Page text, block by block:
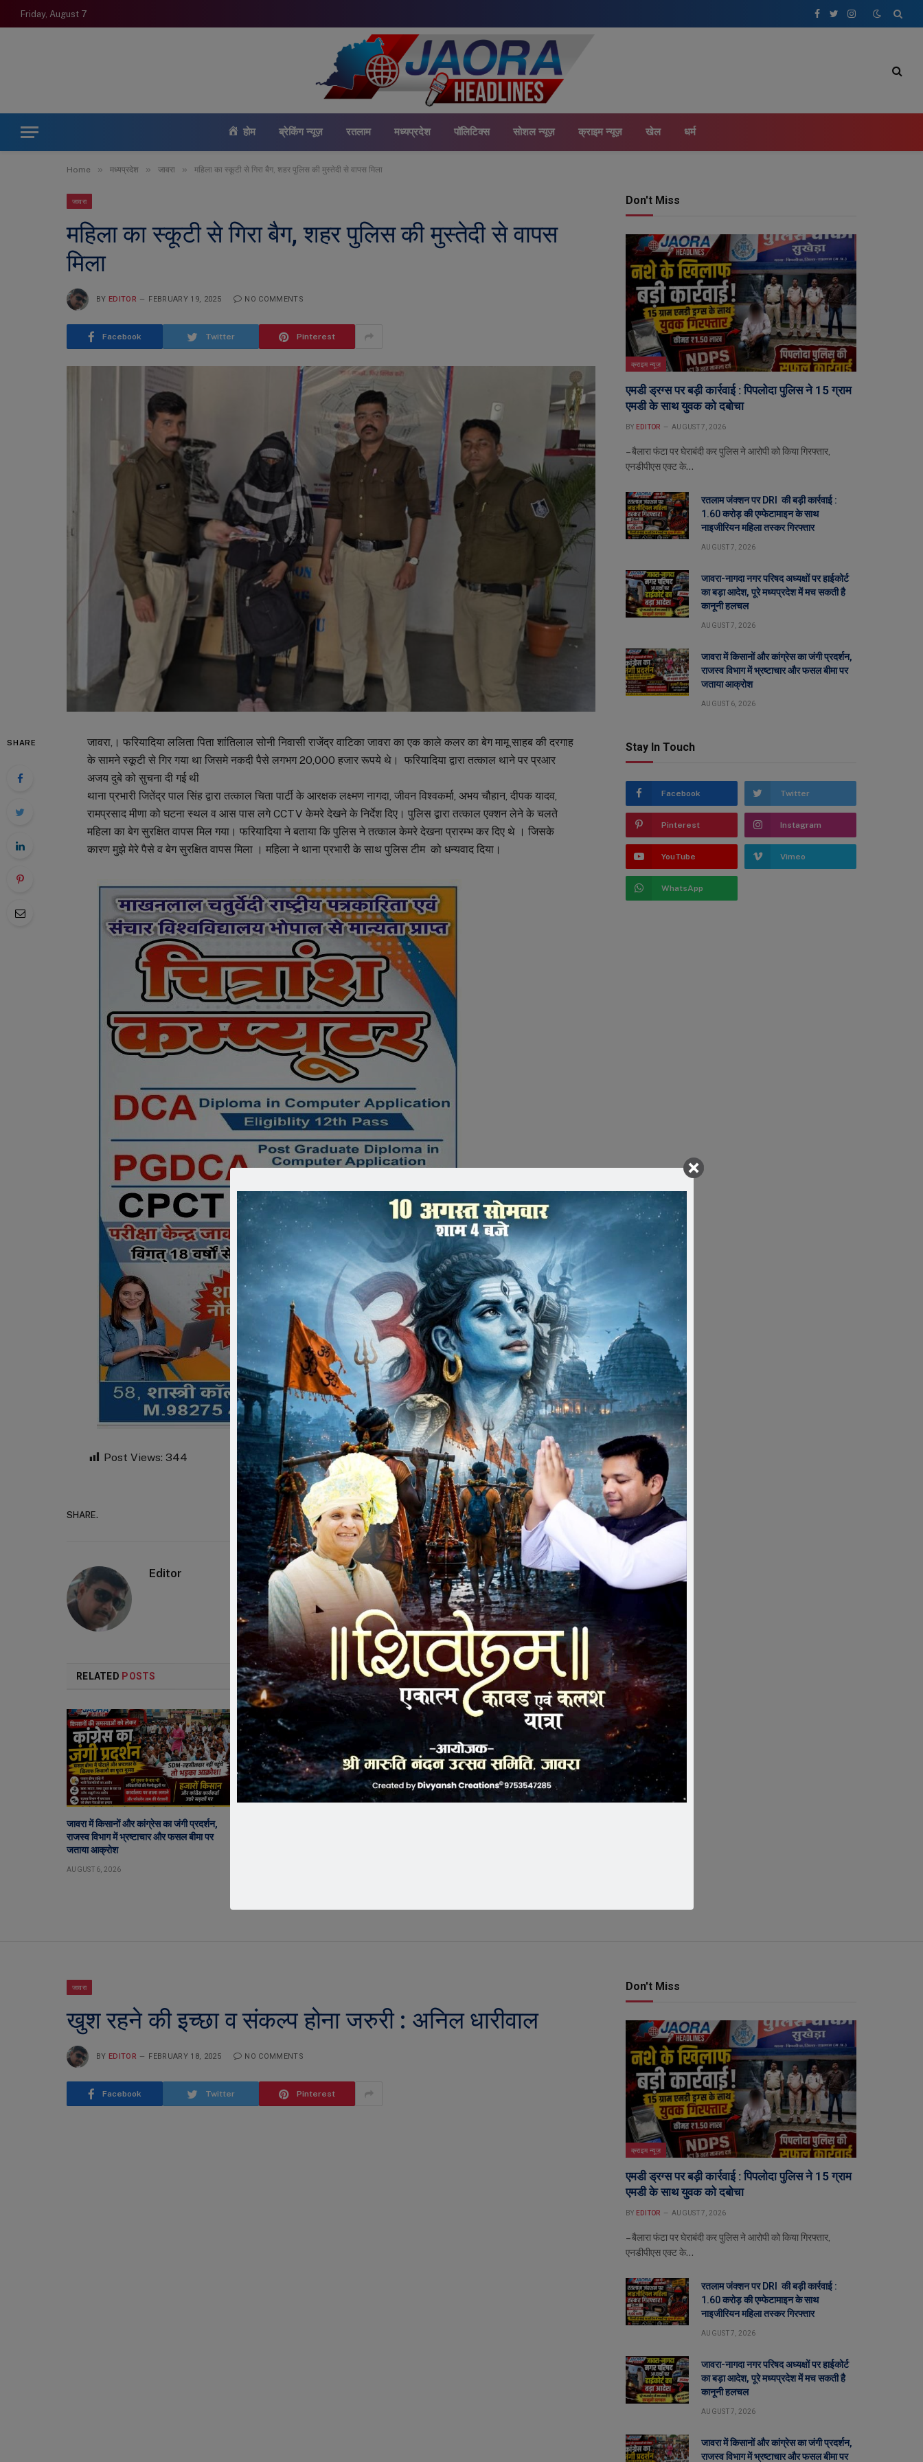
Friday, August 7
Facebook
TwitterInstagram
होम ब्रेकिंग न्यूज़ रतलाम मध्यप्रदेश पॉलिटिक्स सोशल न्यूज़ क्राइम न्यूज़ खेल धर्म
Home » मध्यप्रदेश » जावरा » महिला का स्कूटी से गिरा बैग, शहर पुलिस की मुस्तेदी से वापस मिला
जावरा
महिला का स्कूटी से गिरा बैग, शहर पुलिस की मुस्तेदी से वापस
मिला
BY EDITOR FEBRUARY 19, 2025 NO COMMENTS
Facebook Twitter Pinterest
SHARE
जावरा,। फरियादिया ललिता पिता शांतिलाल सोनी निवासी राजेंद्र वाटिका जावरा का एक काले कलर का बेग मामू साहब की दरगाह
के सामने स्कूटी से गिर गया था जिसमे नकदी पैसे लगभग 20,000 हजार रूपये थे। फरियादिया द्वारा तत्काल थाने पर प्रआर
अजय दुबे को सुचना दी गई थी
थाना प्रभारी जितेंद्र पाल सिंह द्वारा तत्काल चिता पार्टी के आरक्षक लक्ष्मण नागदा, जीवन विश्वकर्मा, अभय चौहान, दीपक यादव,
रामप्रसाद मीणा को घटना स्थल व आस पास लगे CCTV केमरे देखने के निर्देश दिए। पुलिस द्वारा तत्काल एक्शन लेने के चलते
महिला का बेग सुरक्षित वापस मिल गया। फरियादिया ने बताया कि पुलिस ने तत्काल केमरे देखना प्रारम्भ कर दिए थे । जिसके
कारण मुझे मेरे पैसे व बेग सुरक्षित वापस मिला । महिला ने थाना प्रभारी के साथ पुलिस टीम को धन्यवाद दिया।
Post Views: 344
SHARE.
Facebook Twitter Pinterest LinkedIn Tumblr Telegram Email
Editor
RELATED POSTS
जावरा में किसानों और कांग्रेस का जंगी प्रदर्शन,
राजस्व विभाग में भ्रष्टाचार और फसल बीमा पर
जताया आक्रोश
AUGUST 6, 2026
Don't Miss
क्राइम न्यूज़
एमडी ड्रग्स पर बड़ी कार्रवाई : पिपलोदा पुलिस ने 15 ग्राम
एमडी के साथ युवक को दबोचा
BY EDITOR AUGUST 7, 2026
– बैलारा फंटा पर घेराबंदी कर पुलिस ने आरोपी को किया गिरफ्तार,
एनडीपीएस एक्ट के…
रतलाम जंक्शन पर DRI की बड़ी कार्रवाई :
1.60 करोड़ की एम्फेटामाइन के साथ
नाइजीरियन महिला तस्कर गिरफ्तार
AUGUST 7, 2026
जावरा-नागदा नगर परिषद अध्यक्षों पर हाईकोर्ट
का बड़ा आदेश, पूरे मध्यप्रदेश में मच सकती है
कानूनी हलचल
AUGUST 7, 2026
जावरा में किसानों और कांग्रेस का जंगी प्रदर्शन,
राजस्व विभाग में भ्रष्टाचार और फसल बीमा पर
जताया आक्रोश
AUGUST 6, 2026
Stay In Touch
Facebook Twitter
Pinterest Instagram
YouTube Vimeo
WhatsApp
जावरा
खुश रहने की इच्छा व संकल्प होना जरुरी : अनिल धारीवाल
BY EDITOR FEBRUARY 18, 2025 NO COMMENTS
Facebook Twitter Pinterest
Don't Miss
क्राइम न्यूज़
एमडी ड्रग्स पर बड़ी कार्रवाई : पिपलोदा पुलिस ने 15 ग्राम
एमडी के साथ युवक को दबोचा
BY EDITOR AUGUST 7, 2026
– बैलारा फंटा पर घेराबंदी कर पुलिस ने आरोपी को किया गिरफ्तार,
एनडीपीएस एक्ट के…
रतलाम जंक्शन पर DRI की बड़ी कार्रवाई :
1.60 करोड़ की एम्फेटामाइन के साथ
नाइजीरियन महिला तस्कर गिरफ्तार
AUGUST 7, 2026
जावरा-नागदा नगर परिषद अध्यक्षों पर हाईकोर्ट
का बड़ा आदेश, पूरे मध्यप्रदेश में मच सकती है
कानूनी हलचल
AUGUST 7, 2026
जावरा में किसानों और कांग्रेस का जंगी प्रदर्शन,
राजस्व विभाग में भ्रष्टाचार और फसल बीमा पर